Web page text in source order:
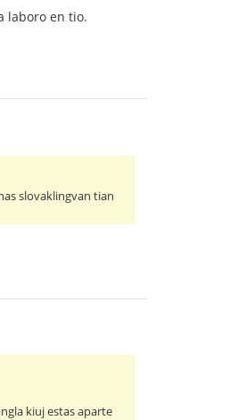
laboro en tio.
slovaklingvan tian
kiuj estas aparte